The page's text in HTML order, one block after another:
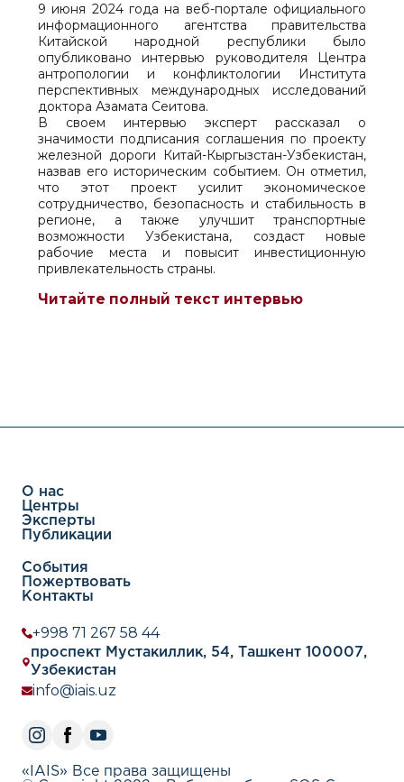
9 июня 2024 года на веб-портале официального
информационного агентства правительства
Китайской народной республики было
опубликовано интервью руководителя Центра
антропологии и конфликтологии Института
перспективных международных исследований
доктора Азамата Сеитова.
В своем интервью эксперт рассказал о
значимости подписания соглашения по проекту
железной дороги Китай-Кыргызстан-Узбекистан,
назвав его историческим событием. Он отметил,
что этот проект усилит экономическое
сотрудничество, безопасность и стабильность в
регионе, а также улучшит транспортные
возможности Узбекистана, создаст новые
рабочие места и повысит инвестиционную
привлекательность страны.
Читайте полный текст интервью
О нас
Центры
Эксперты
Публикации
События
Пожертвовать
Контакты
+998 71 267 58 44
проспект Мустакиллик, 54, Ташкент 100007,
Узбекистан
info@iais.uz
«IAIS» Все права защищены